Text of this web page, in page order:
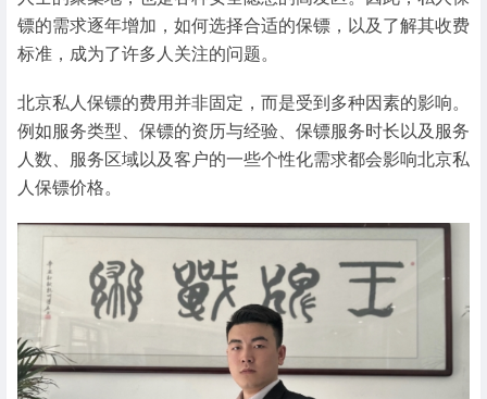
镖的需求逐年增加，如何选择合适的保镖，以及了解其收费
标准，成为了许多人关注的问题。
北京私人保镖的费用并非固定，而是受到多种因素的影响。
例如服务类型、保镖的资历与经验、保镖服务时长以及服务
人数、服务区域以及客户的一些个性化需求都会影响北京私
人保镖价格。